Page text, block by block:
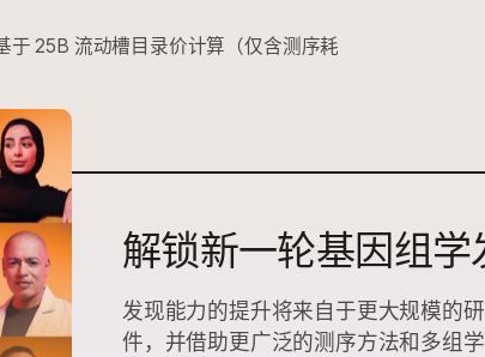
25B 流动槽目录价计算（仅含测序耗
解锁新一轮基因组学
发现能力的提升将来自于更大规模的
件，并借助更广泛的测序方法和多组